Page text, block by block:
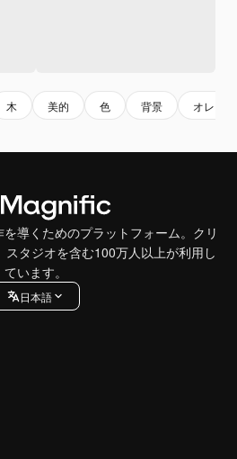
木 美的 色 背景 オレンジ
導くためのプラットフォーム。クリ
タジオを含む100万人以上が利用し
ています。
日本語